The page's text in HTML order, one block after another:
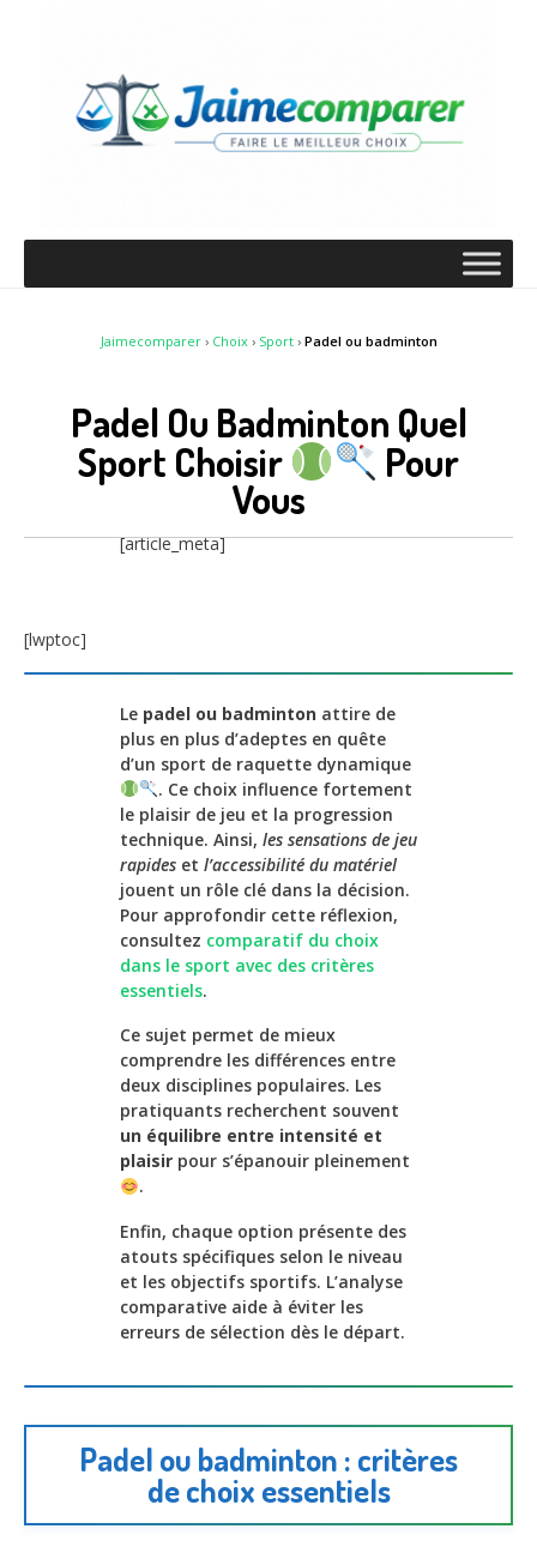
Jaimecomparer› Choix› Sport› Padel ou badminton
Padel Ou Badminton Quel
Sport Choisir
Pour
Vous
[article_meta]
[lwptoc]
Le padel ou badminton attire de
plus en plus d’adeptes en quête
d’un sport de raquette dynamique
. Ce choix influence fortement
le plaisir de jeu et la progression
technique. Ainsi, les sensations de jeu
rapides et l’accessibilité du matériel
jouent un rôle clé dans la décision.
Pour approfondir cette réflexion,
consultez comparatif du choix
dans le sport avec des critères
essentiels.
Ce sujet permet de mieux
comprendre les différences entre
deux disciplines populaires. Les
pratiquants recherchent souvent
un équilibre entre intensité et
plaisir pour s’épanouir pleinement
.
Enfin, chaque option présente des
atouts spécifiques selon le niveau
et les objectifs sportifs. L’analyse
comparative aide à éviter les
erreurs de sélection dès le départ.
Padel ou badminton : critères
de choix essentiels